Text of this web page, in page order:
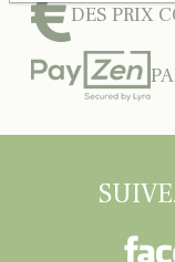
DES PRIX